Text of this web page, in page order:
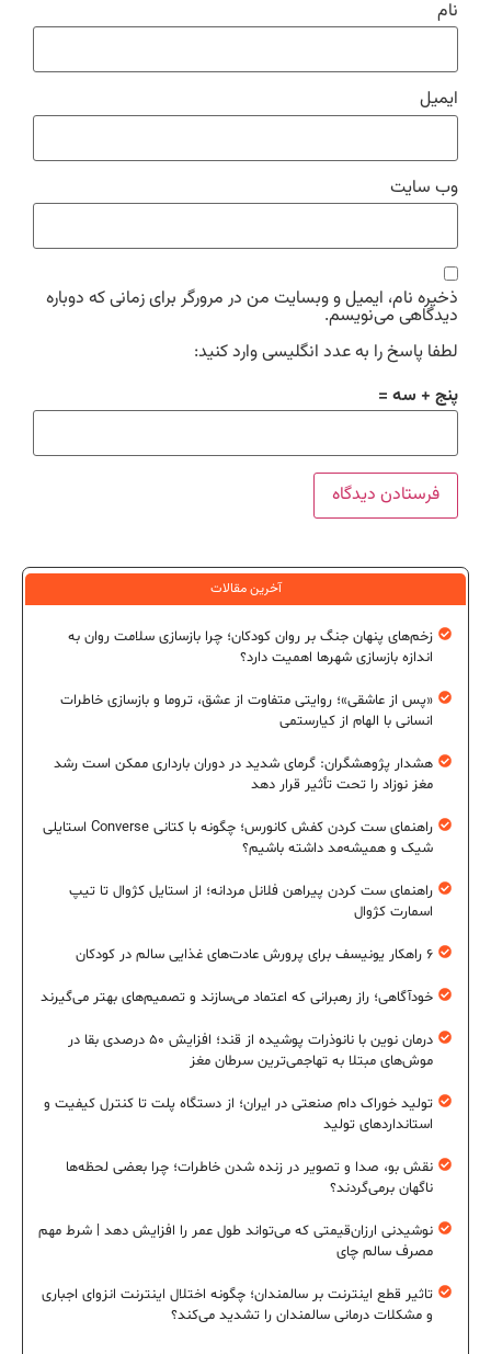
نام
ایمیل
وب‌ سایت
ذخیره نام، ایمیل و وبسایت من در مرورگر برای زمانی که دوباره
دیدگاهی می‌نویسم.
لطفا پاسخ را به عدد انگلیسی وارد کنید:
پنج + سه =
آخرین مقالات
زخم‌های پنهان جنگ بر روان کودکان؛ چرا بازسازی سلامت روان به
اندازه بازسازی شهرها اهمیت دارد؟
«پس از عاشقی»؛ روایتی متفاوت از عشق، تروما و بازسازی خاطرات
انسانی با الهام از کیارستمی
هشدار پژوهشگران: گرمای شدید در دوران بارداری ممکن است رشد
مغز نوزاد را تحت تأثیر قرار دهد
راهنمای ست کردن کفش کانورس؛ چگونه با کتانی Converse استایلی
شیک و همیشه‌مد داشته باشیم؟
راهنمای ست کردن پیراهن فلانل مردانه؛ از استایل کژوال تا تیپ
اسمارت کژوال
۶ راهکار یونیسف برای پرورش عادت‌های غذایی سالم در کودکان
خودآگاهی؛ راز رهبرانی که اعتماد می‌سازند و تصمیم‌های بهتر می‌گیرند
درمان نوین با نانوذرات پوشیده از قند؛ افزایش ۵۰ درصدی بقا در
موش‌های مبتلا به تهاجمی‌ترین سرطان مغز
تولید خوراک دام صنعتی در ایران؛ از دستگاه پلت تا کنترل کیفیت و
استانداردهای تولید
نقش بو، صدا و تصویر در زنده شدن خاطرات؛ چرا بعضی لحظه‌ها
ناگهان برمی‌گردند؟
نوشیدنی ارزان‌قیمتی که می‌تواند طول عمر را افزایش دهد | شرط مهم
مصرف سالم چای
تاثیر قطع اینترنت بر سالمندان؛ چگونه اختلال اینترنت انزوای اجباری
و مشکلات درمانی سالمندان را تشدید می‌کند؟